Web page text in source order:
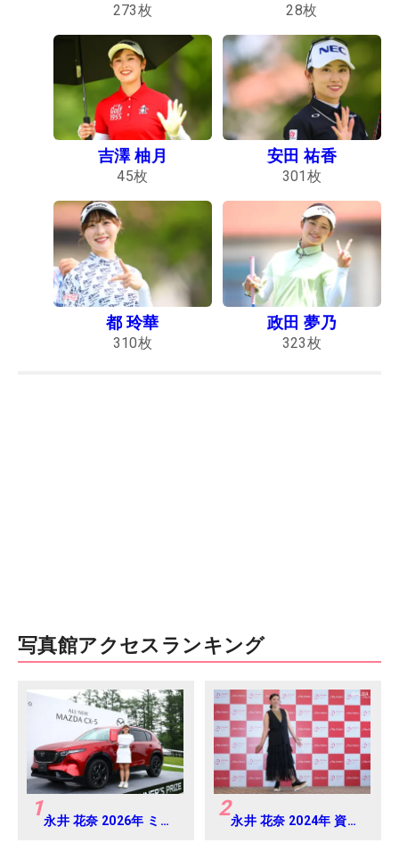
273枚 28枚
吉澤 柚月
45枚
安田 祐香
301 枚
都 玲華
310枚
政田 夢乃
323枚
写真館アクセスランキング
1永井 花奈 2026年 ミネ
2永井 花奈 2024年 資生